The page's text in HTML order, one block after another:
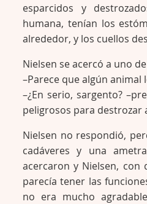
esparcidos y
humana, tenían los
alrededor, y los cuellos
Nielsen se acercó a uno
–Parece que algún animal
–¿En serio, sargento?
peligrosos para destrozar
Nielsen no respondió,
cadáveres y una
acercaron y Nielsen, con
parecía tener las
no era mucho